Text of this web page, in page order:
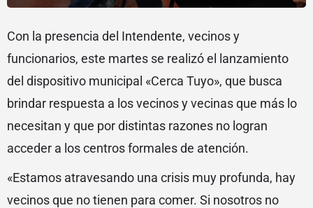
Con la presencia del Intendente, vecinos y
funcionarios, este martes se realizó el lanzamiento
del dispositivo municipal «Cerca Tuyo», que busca
brindar respuesta a los vecinos y vecinas que más lo
necesitan y que por distintas razones no logran
acceder a los centros formales de atención.
«Estamos atravesando una crisis muy profunda, hay
vecinos que no tienen para comer. Si nosotros no